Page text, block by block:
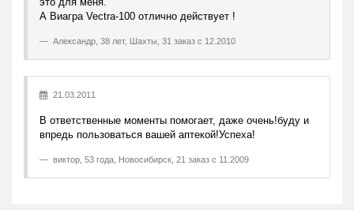
А Виагра Vectra-100 отлично действует !
Александр 38 лет, Шахты, 31 заказ с 12.2010
21.03.2011
В ответственные моменты помогает, даже очень!буду и
впредь пользоваться вашей аптекой!Успеха!
виктор 53 года, Новосибирск, 21 заказ с 11.2009